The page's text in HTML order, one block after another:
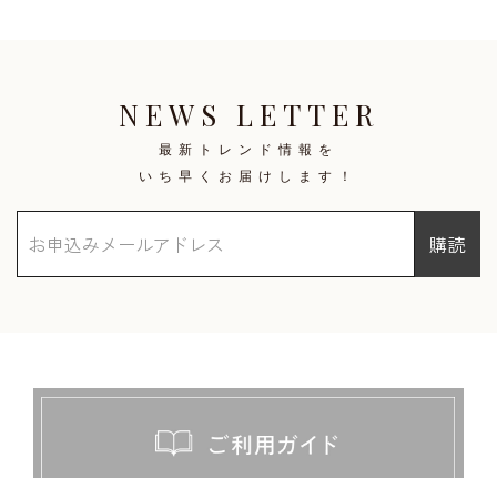
NEWS LETTER
最新トレンド情報を
いち早くお届けします！